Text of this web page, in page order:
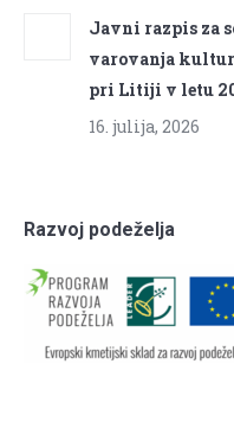
Javni razpis za
varovanja
pri Litiji v letu
16. julija, 2026
Razvoj podeželja